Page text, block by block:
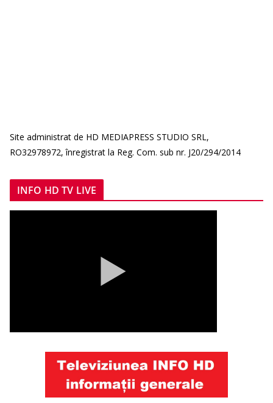
Site administrat de HD MEDIAPRESS STUDIO SRL,
RO32978972, înregistrat la Reg. Com. sub nr. J20/294/2014
INFO HD TV LIVE